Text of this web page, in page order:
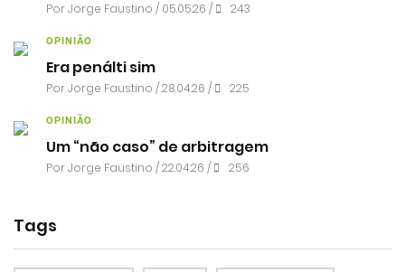
PorJorge Faustino / 05.05.26 / 243
OPINIÃO
Era penálti sim
PorJorge Faustino / 28.04.26 / 225
OPINIÃO
Um “não caso” de arbitragem
PorJorge Faustino / 22.04.26 / 256
Tags